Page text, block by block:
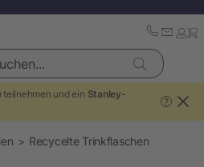
und ein Stanley-
?
Recycelte Trinkflaschen